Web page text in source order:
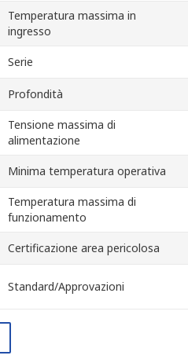
Temperatura massima in
ingresso
Serie
Profondità
Tensione massima di
alimentazione
Minima temperatura operativa
Temperatura massima di
funzionamento
Certificazione area pericolosa
Standard/Approvazioni